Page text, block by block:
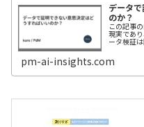
データ
のか？
この記事
現実であ
ータ検証
pm-ai-insights.com